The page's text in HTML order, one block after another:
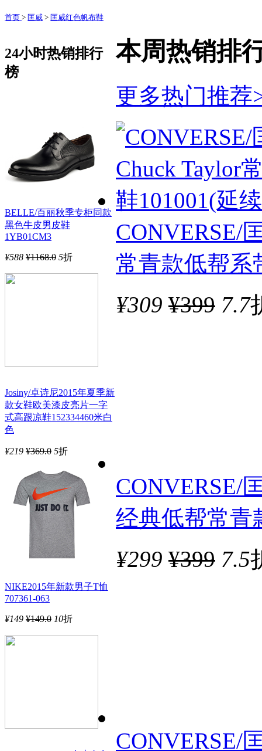
首页 > 匡威 > 匡威红色帆布鞋
24小时热销排行
榜
BELLE/百丽秋季专柜同款
黑色牛皮男皮鞋
1YB01CM3
¥588 ¥1168.0 5折
Josiny/卓诗尼2015年夏季新
款女鞋欧美漆皮亮片一字
式高跟凉鞋152334460米白
色
¥219 ¥369.0 5折
NIKE2015年新款男子T恤
707361-063
¥149 ¥149.0 10折
本周热销排
更多热门推荐
CONVERSE/
常青款低帮系
¥309 ¥399 7.7
CONVERSE/
经典低帮常青
¥299 ¥399 7.5
CONVERSE/